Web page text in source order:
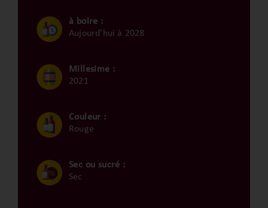
à boire :
Aujourd'hui à 2028
Millesime :
2021
Couleur :
Rouge
Sec ou sucré :
Sec